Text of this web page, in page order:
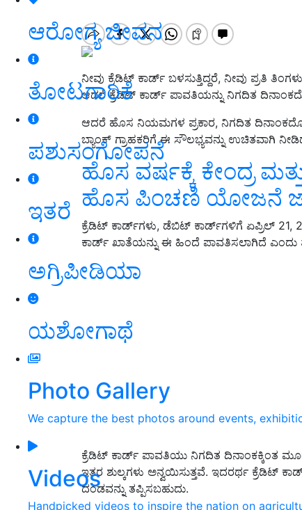
ಆರೋಗ್ಯ ಜೀವನ
ತೋಟಗಾರಿಕೆ
ಪಶುಸಂಗೋಪನೆ
ಇತರೆ
ಅಗ್ರಿಪೀಡಿಯಾ
ಯಶೋಗಾಥೆ
Photo Gallery
We capture the best photos around events,
Videos
Handpicked videos to inspire the nation on
ನೀವು ಕ್ರೆಡಿಟ್ ಕಾರ್ಡ್ ಬಳಸುತ್ತಿದ್ದರೆ, ನೀವು ಪ್ರತಿ
ಆದರೆ ಕ್ರೆಡಿಟ್ ಕಾರ್ಡ್ ಪಾವತಿಯನ್ನು ನಿಗದಿತ
ಆದರೆ ಹೊಸ ನಿಯಮಗಳ ಪ್ರಕಾರ, ನಿಗದಿತ
ಬ್ಯಾಂಕ್ ಗ್ರಾಹಕರಿಗೆ ಈ ಸೌಲಭ್ಯವನ್ನು ಉಚಿತವಾಗಿ
ಹೊಸ ವರ್ಷಕ್ಕೆ ಕೇಂದ್ರ
ಹೊಸ ಪಿಂಚಣಿ ಯೋಜನೆ
ಕ್ರೆಡಿಟ್ ಕಾರ್ಡ್‌ಗಳು, ಡೆಬಿಟ್ ಕಾರ್ಡ್‌ಗಳಿಗೆ ಏಪ್ರಿಲ್ 21,
ಕಾರ್ಡ್ ಖಾತೆಯನ್ನು ಈ ಹಿಂದೆ ಪಾವತಿಸಲಾಗಿದೆ
ಕ್ರೆಡಿಟ್ ಕಾರ್ಡ್ ಪಾವತಿಯು ನಿಗದಿತ ದಿನಾಂಕಕ್ಕಿಂತ
ಇತರ ಶುಲ್ಕಗಳು ಅನ್ವಯಿಸುತ್ತವೆ. ಇದರರ್ಥ ಕ್ರೆಡಿಟ್
ದಂಡವನ್ನು ತಪ್ಪಿಸಬಹುದು.